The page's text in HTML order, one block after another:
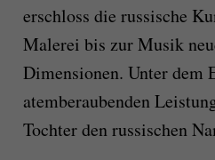
erschloss die russische
Malerei bis zur Musik
Dimensionen. Unter dem
atemberaubenden
Tochter den russischen